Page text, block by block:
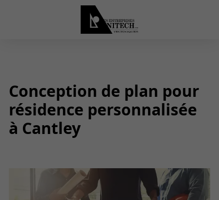
Conception de plan pour
résidence personnalisée
à Cantley